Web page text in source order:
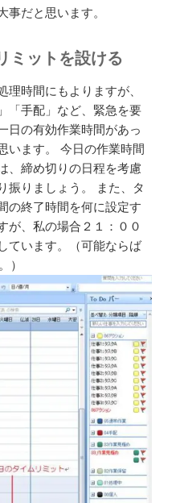
事だと思います。
ミットを設ける
理時間にもよりますが、
「手配」など、緊急を要
日の有効作業時間があっ
います。 今日の作業時間
、締め切りの日程を考慮
振りましょう。 また、タ
の終了時間を何に設定す
が、私の場合２１：００
ています。（可能ならば
）